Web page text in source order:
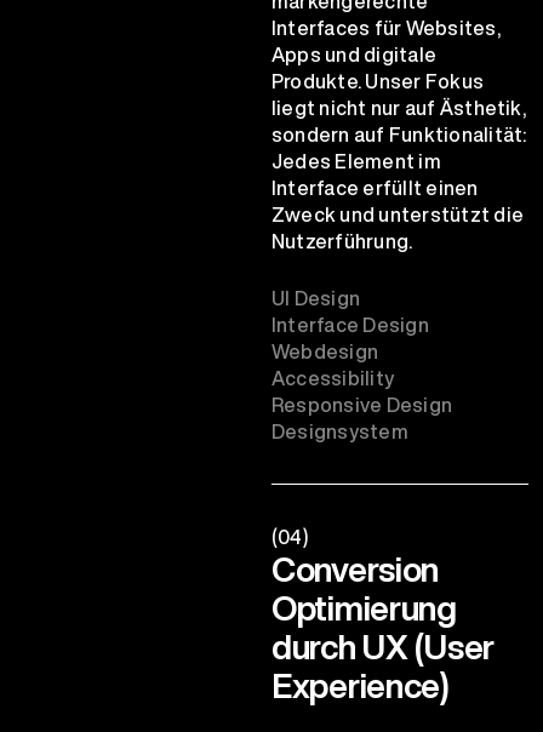
Interfaces für Websites,
Apps und digitale
Produkte. Unser Fokus
liegt nicht nur auf Ästhetik,
sondern auf Funktionalität:
Jedes Element im
Interface erfüllt einen
Zweck und unterstützt die
Nutzerführung.
UI Design
Interface Design
Webdesign
Accessibility
Responsive Design
Designsystem
(04)
Conversion
Optimierung
durch UX (User
Experience)